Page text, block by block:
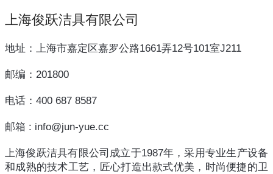
上海俊跃洁具有限公司
地址：上海市嘉定区嘉罗公路1661弄12号101室J211
邮编：201800
电话：400 687 8587
邮箱 : info@jun-yue.cc
上海俊跃洁具有限公司成立于1987年，采用专业生产设备
和成熟的技术工艺，匠心打造出款式优美，时尚便捷的卫